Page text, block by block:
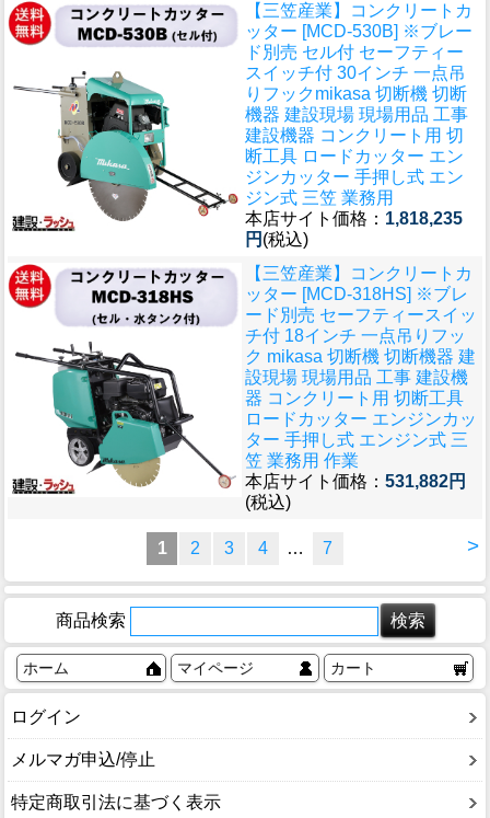
【三笠産業】コンクリートカ
ッター [MCD-530B] ※ブレー
ド別売 セル付 セーフティー
スイッチ付 30インチ 一点吊
りフックmikasa 切断機 切断
機器 建設現場 現場用品 工事
建設機器 コンクリート用 切
断工具 ロードカッター エン
ジンカッター 手押し式 エン
ジン式 三笠 業務用
本店サイト価格： 1,818,235
円 (税込)
【三笠産業】コンクリートカ
ッター [MCD-318HS] ※ブレ
ード別売 セーフティースイッ
チ付 18インチ 一点吊りフッ
ク mikasa 切断機 切断機器 建
設現場 現場用品 工事 建設機
器 コンクリート用 切断工具
ロードカッター エンジンカッ
ター 手押し式 エンジン式 三
笠 業務用 作業
本店サイト価格： 531,882円
(税込)
>
1 2 3 4 … 7
商品検索
ホーム マイページ カート
ログイン
メルマガ申込/停止
特定商取引法に基づく表示